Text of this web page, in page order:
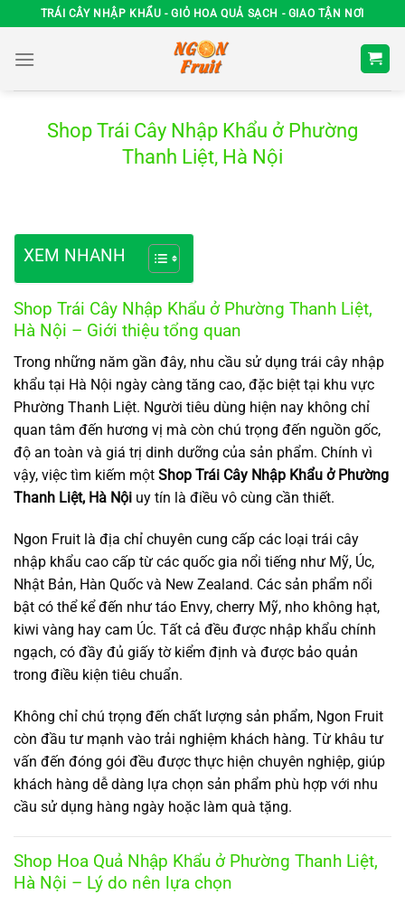
Chuyển
đến
nội
TRÁI CÂY NHẬP KHẨU - GIỎ HOA QUẢ SẠCH - GIAO TẬN NƠI
Shop Trái Cây Nhập Khẩu ở Phường
Thanh Liệt, Hà Nội
XEM NHANH
Shop Trái Cây Nhập Khẩu ở Phường Thanh Liệt,
Hà Nội – Giới thiệu tổng quan
Trong những năm gần đây, nhu cầu sử dụng trái cây nhập
khẩu tại Hà Nội ngày càng tăng cao, đặc biệt tại khu vực
Phường Thanh Liệt. Người tiêu dùng hiện nay không chỉ
quan tâm đến hương vị mà còn chú trọng đến nguồn gốc,
độ an toàn và giá trị dinh dưỡng của sản phẩm. Chính vì
vậy, việc tìm kiếm một Shop Trái Cây Nhập Khẩu ở Phường
Thanh Liệt, Hà Nội uy tín là điều vô cùng cần thiết.
Ngon Fruit là địa chỉ chuyên cung cấp các loại trái cây
nhập khẩu cao cấp từ các quốc gia nổi tiếng như Mỹ, Úc,
Nhật Bản, Hàn Quốc và New Zealand. Các sản phẩm nổi
bật có thể kể đến như táo Envy, cherry Mỹ, nho không hạt,
kiwi vàng hay cam Úc. Tất cả đều được nhập khẩu chính
ngạch, có đầy đủ giấy tờ kiểm định và được bảo quản
trong điều kiện tiêu chuẩn.
Không chỉ chú trọng đến chất lượng sản phẩm, Ngon Fruit
còn đầu tư mạnh vào trải nghiệm khách hàng. Từ khâu tư
vấn đến đóng gói đều được thực hiện chuyên nghiệp, giúp
khách hàng dễ dàng lựa chọn sản phẩm phù hợp với nhu
cầu sử dụng hàng ngày hoặc làm quà tặng.
Shop Hoa Quả Nhập Khẩu ở Phường Thanh Liệt,
Hà Nội – Lý do nên lựa chọn